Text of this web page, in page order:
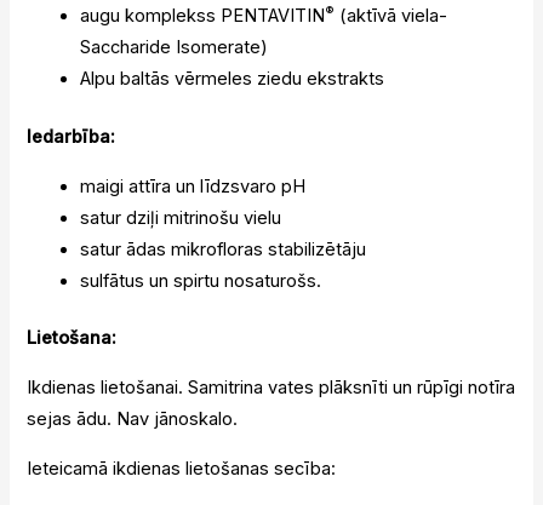
augu komplekss PENTAVITIN® (aktīvā viela-
Saccharide Isomerate)
Alpu baltās vērmeles ziedu ekstrakts
Iedarbība:
maigi attīra un līdzsvaro pH
satur dziļi mitrinošu vielu
satur ādas mikrofloras stabilizētāju
sulfātus un spirtu nosaturošs.
Lietošana:
Ikdienas lietošanai. Samitrina vates plāksnīti un rūpīgi notīra
sejas ādu. Nav jānoskalo.
Ieteicamā ikdienas lietošanas secība: